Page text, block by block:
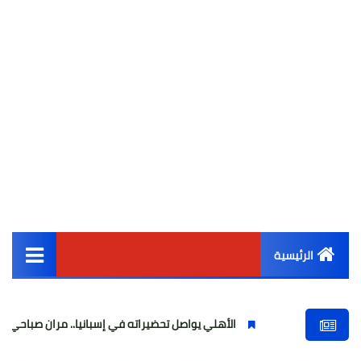
الرئيسية
أخبار مصر
الأهلي يواصل تحضيراته في إسبانيا.. مران صباحي قوي استعدادًا